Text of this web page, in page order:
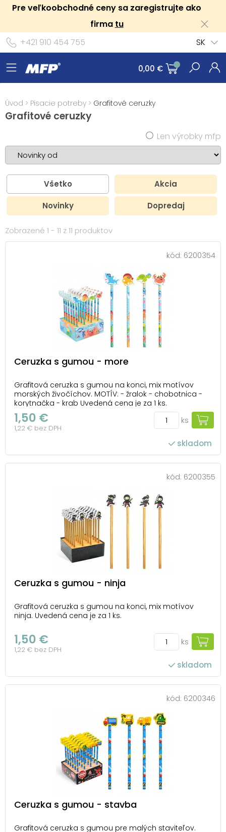
Pre veľkoobchodné ceny sa zaregistrujte ako
firma tu
+421 910 454 755
SK
0,00 €
Úvod > Písacie potreby > Grafitové ceruzky
Grafitové ceruzky
Len výrobky mfp
Všetko Akcia
Novinky Dopredaj
Zobrazené 1 - 11 z 11 produktov
kód: 6200354
Ceruzka s gumou - more
Grafitová ceruzka s gumou na konci, mix motívov
morských živočíchov. MOTÍV: - žralok - chobotnica -
korytnačka - krab Uvedená cena je za 1 ks.
1,50 €
1,22 € bez DPH
ks
skladom
kód: 6200355
Ceruzka s gumou - ninja
Grafitová ceruzka s gumou na konci, mix motívov
ninja. Uvedená cena je za 1 ks.
1,50 €
1,22 € bez DPH
ks
skladom
kód: 6200346
Ceruzka s gumou - stavba
Grafitová ceruzka s gumou pre malých staviteľov.